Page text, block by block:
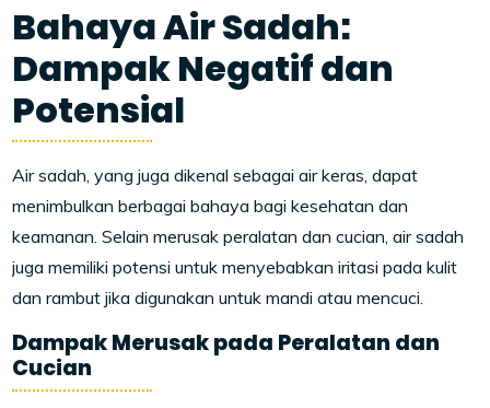
Bahaya Air Sadah:
Dampak Negatif dan
Potensial
Air sadah, yang juga dikenal sebagai air keras, dapat
menimbulkan berbagai bahaya bagi kesehatan dan
keamanan. Selain merusak peralatan dan cucian, air sadah
juga memiliki potensi untuk menyebabkan iritasi pada kulit
dan rambut jika digunakan untuk mandi atau mencuci.
Dampak Merusak pada Peralatan dan
Cucian